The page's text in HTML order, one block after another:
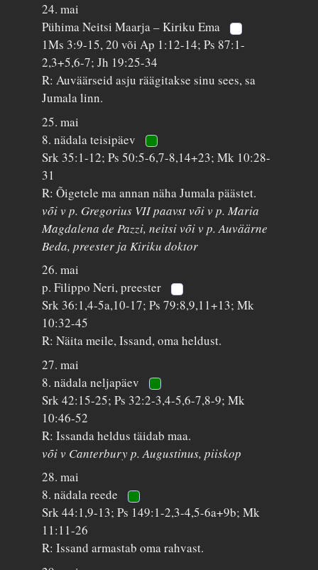
24. mai
Pühima Neitsi Maarja – Kiriku Ema
1Ms 3:9-15, 20 või Ap 1:12-14; Ps 87:1-
2,3+5,6-7; Jh 19:25-34
R: Auväärseid asju räägitakse sinu sees, sa
Jumala linn.
25. mai
8. nädala teisipäev
Srk 35:1-12; Ps 50:5-6,7-8,14+23; Mk 10:28-
31
R: Õigetele ma annan näha Jumala päästet.
või v p. Gregorius VII paavst või v p. Maria
Magdalena de Pazzi, neitsi või v p. Auväärne
Beda, preester ja Kiriku doktor
26. mai
p. Filippo Neri, preester
Srk 36:1,4-5a,10-17; Ps 79:8,9,11+13; Mk
10:32-45
R: Näita meile, Issand, oma heldust.
27. mai
8. nädala neljapäev
Srk 42:15-25; Ps 32:2-3,4-5,6-7,8-9; Mk
10:46-52
R: Issanda heldus täidab maa.
või v Canterbury p. Augustinus, piiskop
28. mai
8. nädala reede
Srk 44:1,9-13; Ps 149:1-2,3-4,5-6a+9b; Mk
11:11-26
R: Issand armastab oma rahvast.